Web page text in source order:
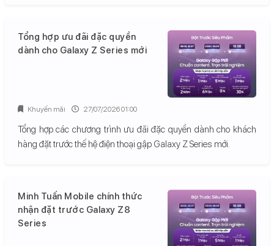
Tổng hợp ưu đãi đặc quyền
dành cho Galaxy Z Series mới
Tổng hợp các chương trình ưu đãi đặc quyền dành cho khách
hàng đặt trước thế hệ điện thoại gập Galaxy Z Series mới.
Khuyến mãi 27/07/2026 01:00
Minh Tuấn Mobile chính thức
nhận đặt trước Galaxy Z8
Series